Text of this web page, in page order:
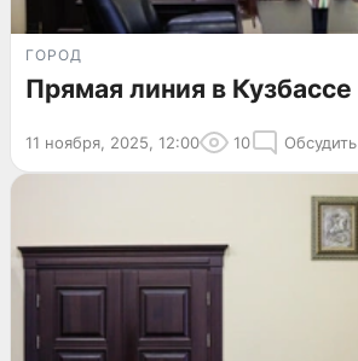
ГОРОД
Прямая линия в Кузбассе
11 ноября, 2025, 12:00 10 Обсудить